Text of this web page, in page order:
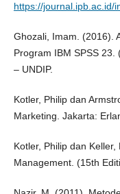
https://journal.ipb.ac.id/
Ghozali, Imam. (2016).
Program IBM SPSS
– UNDIP.
Kotler, Philip dan
Marketing. Jakarta:
Kotler, Philip dan
Management. (15th